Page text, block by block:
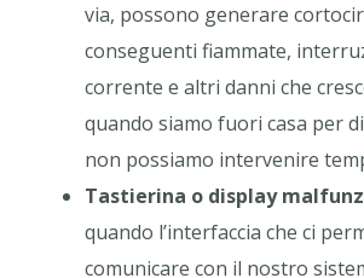
via, possono generare
conseguenti fiammate,
corrente e altri danni che
quando siamo fuori casa per
non possiamo intervenire
Tastierina o display
quando l’interfaccia che ci
comunicare con il nostro